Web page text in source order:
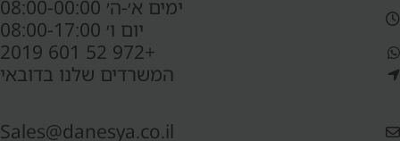
ימים א׳-ה׳ 08:00-00:00
יום ו׳ 08:00-17:00
+972 52 601 2019
המשרדים שלנו בדובאי
Sales@danesya.co.il